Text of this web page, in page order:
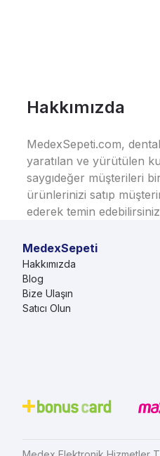
Hakkımızda
MedexSepeti.com,
yaratılan ve yürütülen
saygıdeğer müşterileri
ürünlerinizi satıp
ederek temin
MedexSepeti
Hakkımızda
Blog
Bize Ulaşın
Satıcı Olun